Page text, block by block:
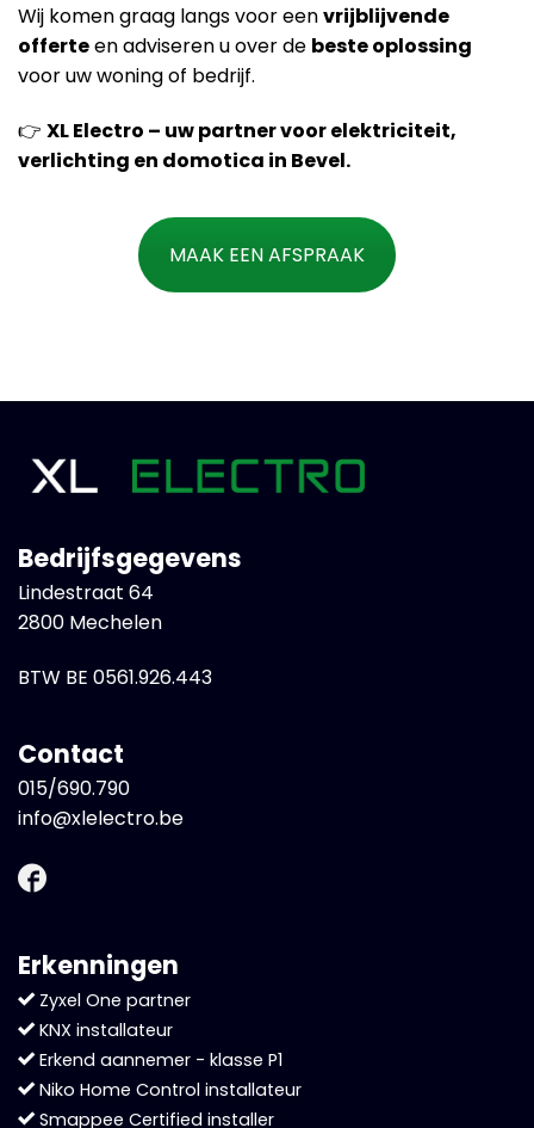
Wij komen graag langs voor eenvrijblijvende
offerteen adviseren u over de beste oplossing
voor uw woning of bedrijf.
👉 XL Electro – uw partner voor elektriciteit,
verlichting en domotica in Bevel.
MAAK EEN AFSPRAAK
Bedrijfsgegevens
Lindestraat 64
2800 Mechelen
BTW BE 0561.926.443
Contact
015/690.790
info@xlelectro.be
Erkenningen
Zyxel One partner
KNX installateur
Erkend aannemer - klasse P1
Niko Home Control installateur
Smappee Certified installer